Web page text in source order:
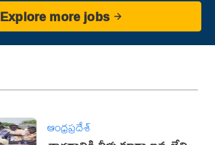
Explore more jobs
ఆంధ్రప్రదేశ్